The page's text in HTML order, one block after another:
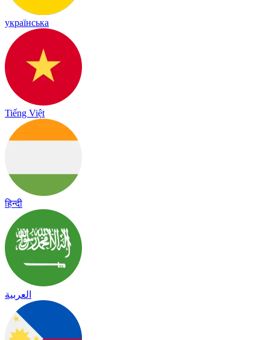
українська
Tiếng Việt
हिन्दी
العربية